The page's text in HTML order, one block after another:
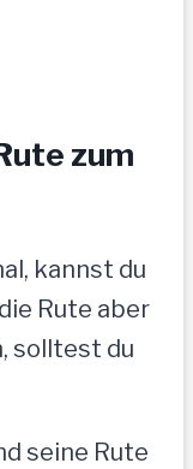
zum
kannst du
Rute aber
solltest du
seine Rute